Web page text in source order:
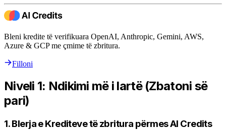
Bleni kredite të verifikuara OpenAI, Anthropic, Gemini, AWS,
Azure & GCP me çmime të zbritura.
Filloni
Niveli 1: Ndikimi më i lartë (Zbatoni së
pari)
1. Blerja e Krediteve të zbritura përmes AI Credits